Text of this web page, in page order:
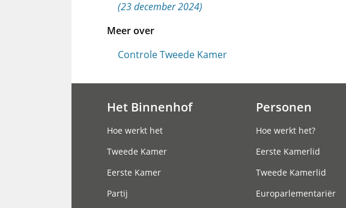
(23 december 2024)
Meer over
Controle Tweede Kamer
Het Binnenhof
Hoe werkt het
Tweede Kamer
Eerste Kamer
Partij
Personen
Hoe werkt het?
Eerste Kamerlid
Tweede Kamerlid
Europarlementariër